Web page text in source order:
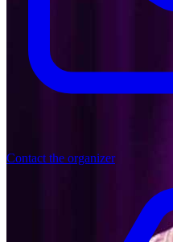
Contact the organizer